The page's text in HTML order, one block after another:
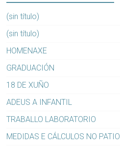
(sin título)
(sin título)
HOMENAXE
GRADUACIÓN
18 DE XUÑO
ADEUS A INFANTIL
TRABALLO LABORATORIO
MEDIDAS E CÁLCULOS NO PATIO